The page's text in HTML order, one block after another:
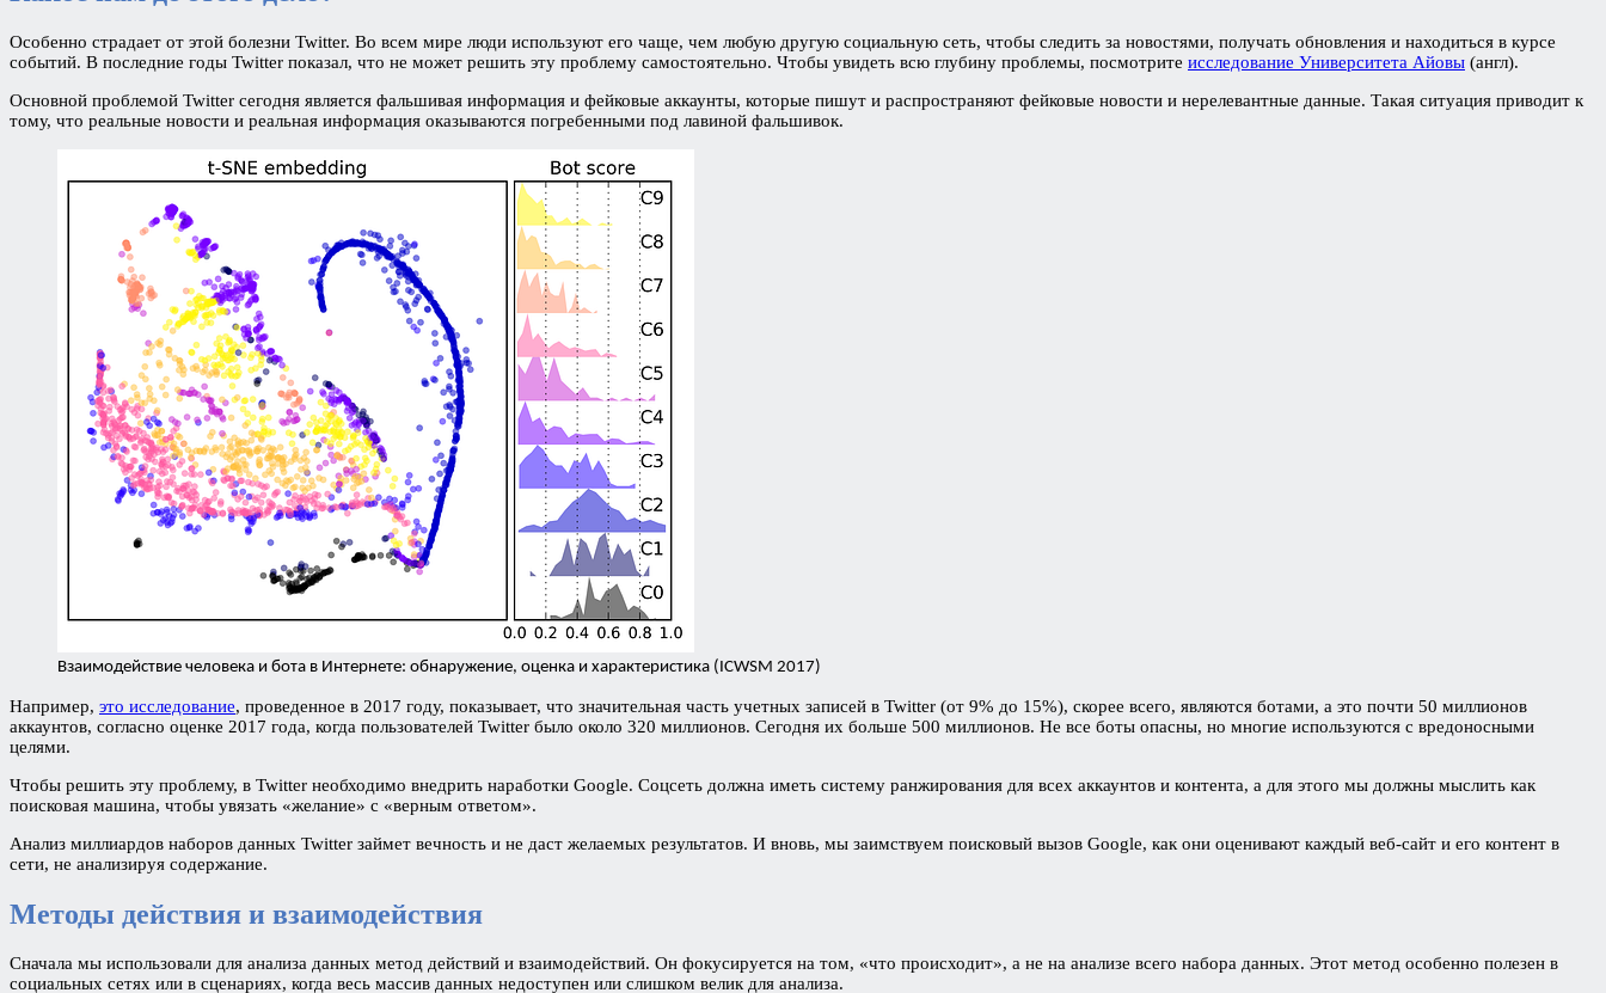
Особенно страдает от этой болезни Twitter. Во всем мире люди используют его чаще, чем любую другую социальную сеть, чтобы следить за новостями, получать обновления и находиться в курсе
событий. В последние годы Twitter показал, что не может решить эту проблему самостоятельно. Чтобы увидеть всю глубину проблемы, посмотрите исследование Университета Айовы (англ).
Основной проблемой Twitter сегодня является фальшивая информация и фейковые аккаунты, которые пишут и распространяют фейковые новости и нерелевантные данные. Такая ситуация приводит к
тому, что реальные новости и реальная информация оказываются погребенными под лавиной фальшивок.
Взаимодействие человека и бота в Интернете: обнаружение, оценка и характеристика (ICWSM 2017)
Например, это исследование, проведенное в 2017 году, показывает, что значительная часть учетных записей в Twitter (от 9% до 15%), скорее всего, являются ботами, а это почти 50 миллионов
аккаунтов, согласно оценке 2017 года, когда пользователей Twitter было около 320 миллионов. Сегодня их больше 500 миллионов. Не все боты опасны, но многие используются с вредоносными
целями.
Чтобы решить эту проблему, в Twitter необходимо внедрить наработки Google. Соцсеть должна иметь систему ранжирования для всех аккаунтов и контента, а для этого мы должны мыслить как
поисковая машина, чтобы увязать «желание» с «верным ответом».
Анализ миллиардов наборов данных Twitter займет вечность и не даст желаемых результатов. И вновь, мы заимствуем поисковый вызов Google, как они оценивают каждый веб-сайт и его контент в
сети, не анализируя содержание.
Методы действия и взаимодействия
Сначала мы использовали для анализа данных метод действий и взаимодействий. Он фокусируется на том, «что происходит», а не на анализе всего набора данных. Этот метод особенно полезен в
социальных сетях или в сценариях, когда весь массив данных недоступен или слишком велик для анализа.